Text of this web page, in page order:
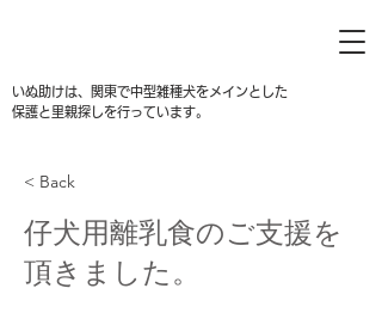
いぬ助けは、関東で中型雑種犬をメインとした
保護と里親探しを行っています。
< Back
仔犬用離乳食のご支援を
頂きました。